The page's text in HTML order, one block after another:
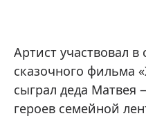
Артист участвовал в
сказочного фильма
сыграл деда Матвея
героев семейной